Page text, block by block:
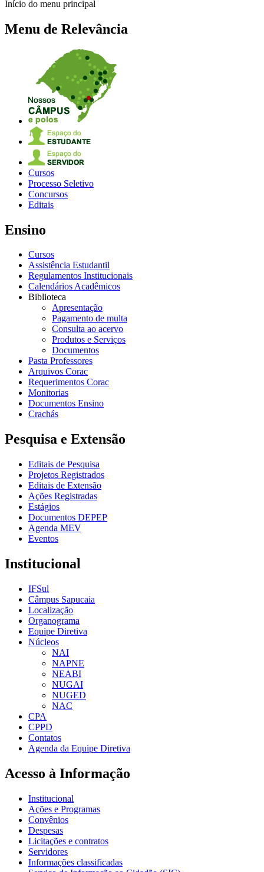
Início do menu principal
Menu de Relevância
Cursos
Processo Seletivo
Concursos
Editais
Ensino
Cursos
Assistência Estudantil
Regulamentos Institucionais
Calendários Acadêmicos
Biblioteca
Apresentação
Pagamento de multa
Consulta ao acervo
Produtos e Serviços
Documentos
Pasta Professores
Arquivos Corac
Requerimentos Corac
Monitorias
Documentos Ensino
Crachás
Pesquisa e Extensão
Editais de Pesquisa
Projetos Registrados
Editais de Extensão
Ações Registradas
Estágios
Documentos DEPEP
Agenda MEV
Eventos
Institucional
IFSul
Câmpus Sapucaia
Localização
Organograma
Equipe Diretiva
Núcleos
NAI
NAPNE
NEABI
NUGAI
NUGED
NAC
CPA
CPPD
Contatos
Agenda da Equipe Diretiva
Acesso à Informação
Institucional
Ações e Programas
Convênios
Despesas
Licitações e contratos
Servidores
Informações classificadas